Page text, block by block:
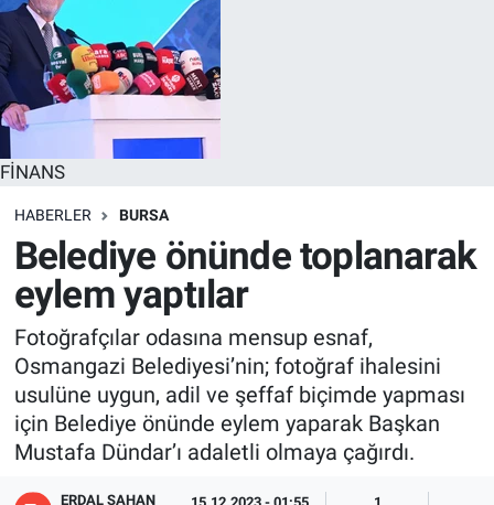
FİNANS
HABERLER BURSA
Belediye önünde toplanarak
eylem yaptılar
Fotoğrafçılar odasına mensup esnaf,
Osmangazi Belediyesi’nin; fotoğraf ihalesini
usulüne uygun, adil ve şeffaf biçimde yapması
için Belediye önünde eylem yaparak Başkan
Mustafa Dündar’ı adaletli olmaya çağırdı.
ERDAL ŞAHAN